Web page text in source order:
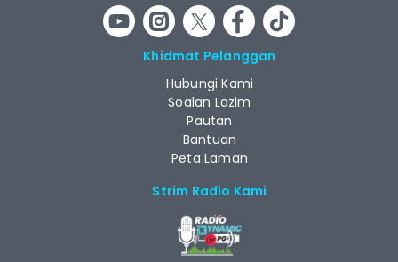
Khidmat Pelanggan
Hubungi Kami
Soalan Lazim
Pautan
Bantuan
Peta Laman
Strim Radio Kami